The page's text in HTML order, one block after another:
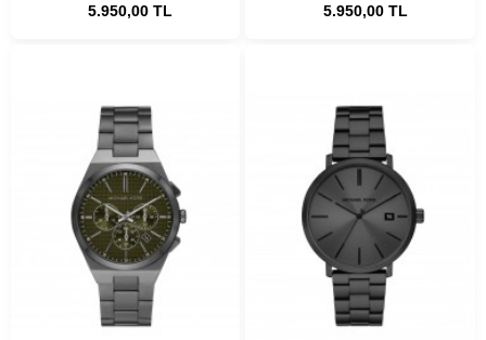
5.950,00 TL 5.950,00 TL